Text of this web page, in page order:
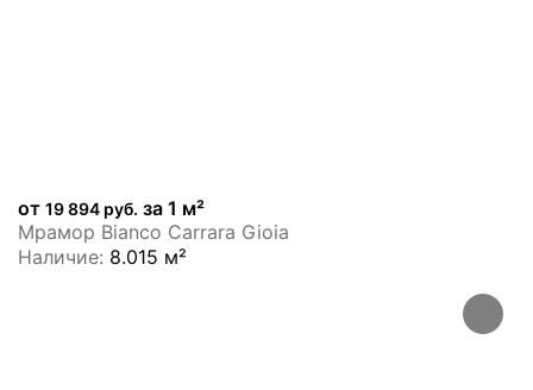
от 19 894 руб. за 1 м²
Мрамор Bianco Carrara Gioia
Наличие: 8.015 м²